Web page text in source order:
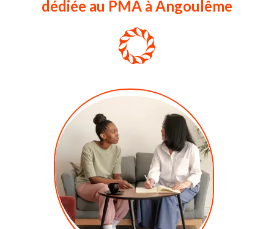
dédiée au PMA à Angoulême